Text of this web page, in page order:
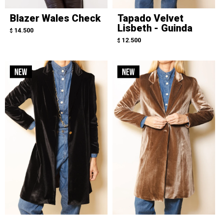
Blazer Wales Check
$ 14.500
Tapado Velvet
Lisbeth - Guinda
$ 12.500